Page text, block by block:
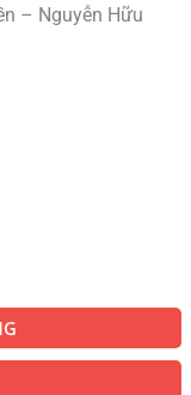
– Nguyễn Hữu